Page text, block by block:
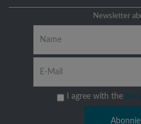
Newsletter
I agree with the